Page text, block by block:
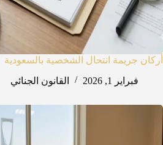
أركان جريمة انتحال الشخصية بالسعودية
فبراير 1, 2026
القانون الجنائي